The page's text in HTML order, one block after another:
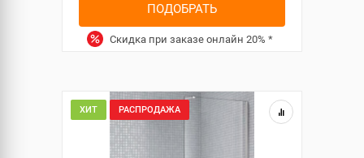
ПОДОБРАТЬ
Скидка при заказе онлайн 20% *
ХИТ РАСПРОДАЖА